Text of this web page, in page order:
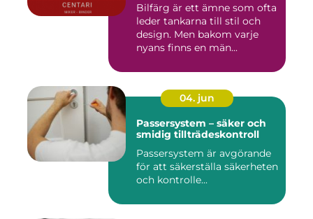
Bilfärg är ett ämne som ofta
leder tankarna till stil och
design. Men bakom varje
nyans finns en män...
04. jun
Passersystem – säker och
smidig tillträdeskontroll
Passersystem är avgörande
för att säkerställa säkerheten
och kontrolle...